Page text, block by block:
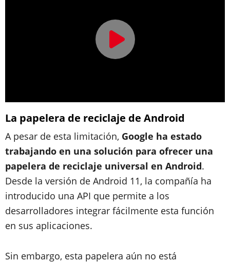
La papelera de reciclaje de Android
A pesar de esta limitación, Google ha estado
trabajando en una solución para ofrecer una
papelera de reciclaje universal en Android.
Desde la versión de Android 11, la compañía ha
introducido una API que permite a los
desarrolladores integrar fácilmente esta función
en sus aplicaciones.
Sin embargo, esta papelera aún no está